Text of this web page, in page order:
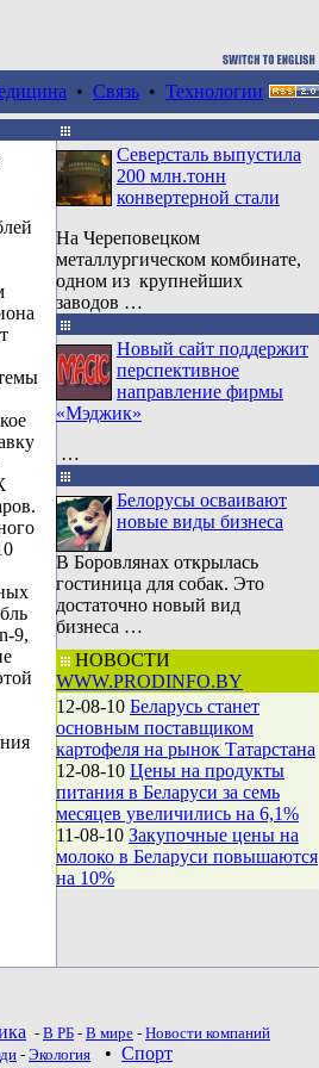
• Связь • Технологии
9,
Северсталь выпустила
200 млн.тонн
конвертерной стали
На Череповецком
металлургическом комбинате,
одном из крупнейших
заводов …
Новый сайт поддержит
перспективное
направление фирмы
«Мэджик»
…
Белорусы осваивают
новые виды бизнеса
В Боровлянах открылась
гостиница для собак. Это
достаточно новый вид
бизнеса …
НОВОСТИ
WWW.PRODINFO.BY
12-08-10 Беларусь станет
основным поставщиком
картофеля на рынок Татарстана
12-08-10 Цены на продукты
питания в Беларуси за семь
месяцев увеличились на 6,1%
11-08-10 Закупочные цены на
молоко в Беларуси повышаются
на 10%
- В РБ - В мире - Новости компаний
- Экология • Спорт